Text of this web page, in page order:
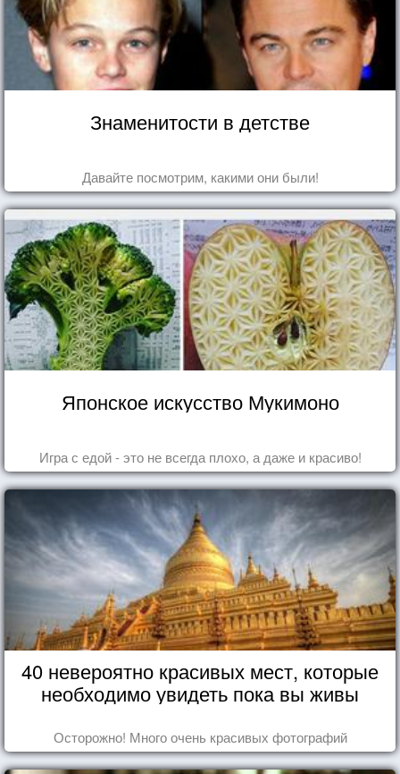
Знаменитости в детстве
Давайте посмотрим, какими они были!
Японское искусство Мукимоно
Игра с едой - это не всегда плохо, а даже и красиво!
40 невероятно красивых мест, которые
необходимо увидеть пока вы живы
Осторожно! Много очень красивых фотографий